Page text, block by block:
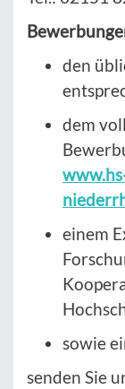
den
dem
einem
sowie
senden Sie